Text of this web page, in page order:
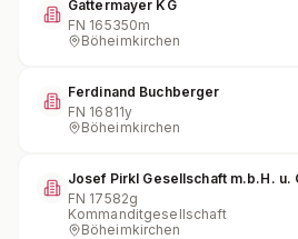
Gattermayer KG
FN 165350m
Böheimkirchen
Ferdinand Buchberger
FN 16811y
Böheimkirchen
Josef Pirkl Gesellschaft m.b.H. u.
FN 17582g
Kommanditgesellschaft
Böheimkirchen